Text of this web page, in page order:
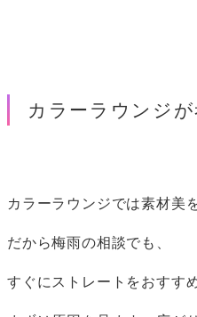
カラーラウンジ
カラーラウンジでは素材美
だから梅雨の相談でも、
すぐにストレートをおすす